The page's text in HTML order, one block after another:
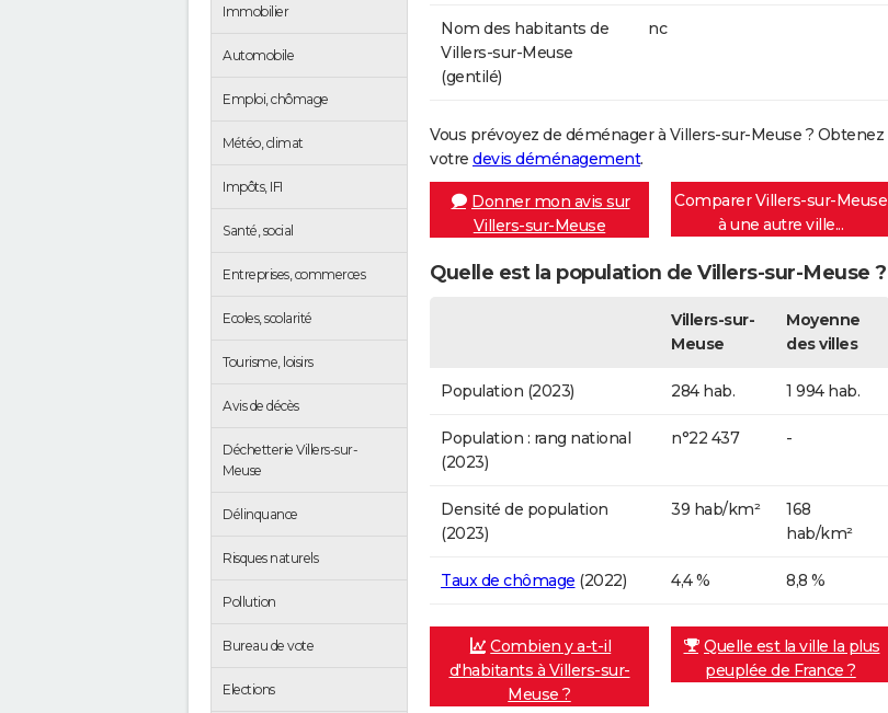
Immobilier
Automobile
Emploi, chômage
Météo, climat
Impôts, IFI
Santé, social
Entreprises, commerces
Ecoles, scolarité
Tourisme, loisirs
Avis de décès
Déchetterie Villers-sur-
Meuse
Délinquance
Risques naturels
Pollution
Bureau de vote
Elections
Nom des habitants de
Villers-sur-Meuse
(gentilé)
nc
Vous prévoyez de déménager à Villers-sur-Meuse ? Obtenez
votre devis déménagement.
Donner mon avis sur
Villers-sur-Meuse
Comparer Villers-sur-Meuse
à une autre ville...
Quelle est la population de Villers-sur-Meuse ?
Villers-sur-
Meuse
Moyenne
des villes
Population (2023) 284 hab. 1 994 hab.
Population : rang national
(2023)
n°22 437 -
Densité de population
(2023)
39 hab/km²
168
hab/km²
Taux de chômage (2022) 4,4 % 8,8 %
Combien y a-t-il
d'habitants à Villers-sur-
Meuse ?
Quelle est la ville la plus
peuplée de France ?